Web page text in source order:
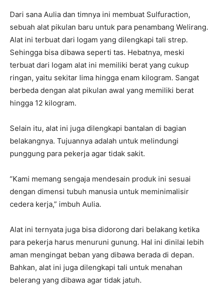
Dari sana Aulia dan timnya ini membuat Sulfuraction,
sebuah alat pikulan baru untuk para penambang Welirang.
Alat ini terbuat dari logam yang dilengkapi tali strep.
Sehingga bisa dibawa seperti tas. Hebatnya, meski
terbuat dari logam alat ini memiliki berat yang cukup
ringan, yaitu sekitar lima hingga enam kilogram. Sangat
berbeda dengan alat pikulan awal yang memiliki berat
hingga 12 kilogram.
Selain itu, alat ini juga dilengkapi bantalan di bagian
belakangnya. Tujuannya adalah untuk melindungi
punggung para pekerja agar tidak sakit.
“Kami memang sengaja mendesain produk ini sesuai
dengan dimensi tubuh manusia untuk meminimalisir
cedera kerja,” imbuh Aulia.
Alat ini ternyata juga bisa didorong dari belakang ketika
para pekerja harus menuruni gunung. Hal ini dinilai lebih
aman mengingat beban yang dibawa berada di depan.
Bahkan, alat ini juga dilengkapi tali untuk menahan
belerang yang dibawa agar tidak jatuh.